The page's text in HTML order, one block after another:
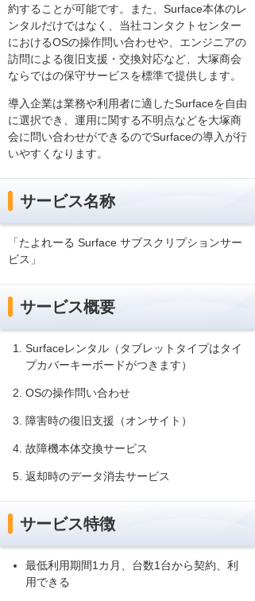
約することが可能です。また、Surface本体のレ
ンタルだけではなく、当社コンタクトセンター
におけるOSの操作問い合わせや、エンジニアの
訪問による復旧支援・交換対応など、大塚商会
ならではの保守サービスを標準で提供します。
導入企業は業務や利用者に適したSurfaceを自由
に選択でき、運用に関する不明点などを大塚商
会に問い合わせができるのでSurfaceの導入が行
いやすくなります。
サービス名称
「たよれーる Surface サブスクリプションサー
ビス」
サービス概要
Surfaceレンタル（タブレットタイプはタイ
プカバーキーボードがつきます）
OSの操作問い合わせ
障害時の復旧支援（オンサイト）
故障機本体交換サービス
返却時のデータ消去サービス
サービス特徴
最低利用期間1カ月、台数1台から契約、利
用できる